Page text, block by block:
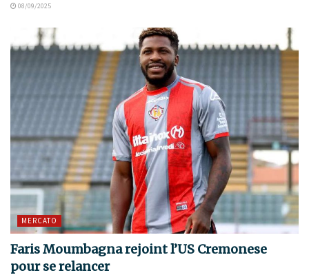
08/09/2025
MERCATO
Faris Moumbagna rejoint l’US Cremonese
pour se relancer